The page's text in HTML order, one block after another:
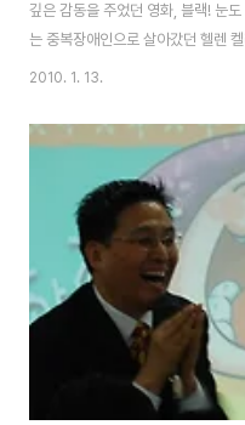
깊은 감동을 주었던 영화, 블랙! 눈
는 중복장애인으로 살아갔던 헬렌
의 장애를 동시에 가지고 있는 사람
치에 조차 없을 정도로 그 수치가
에게 꼭 추천하고 싶은 영화, 나는
임교수로 발령받아 지금까지 강단
년 교양 교과목을 맡고 있다. 사실
아오질 못했다..
2010. 1. 13.